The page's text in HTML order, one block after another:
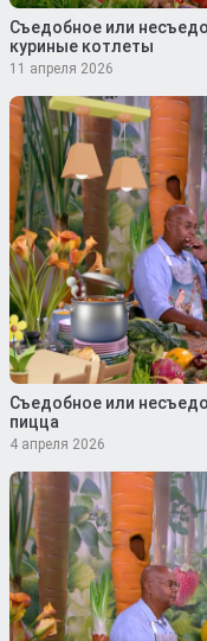
Съедобное или
куриные котлеты
11 апреля 2026
Съедобное или
пицца
4 апреля 2026